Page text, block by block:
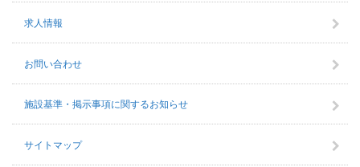
求人情報
お問い合わせ
施設基準・掲示事項に関するお知らせ
サイトマップ